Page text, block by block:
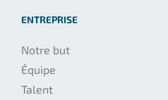
ENTREPRISE
Notre but
Équipe
Talent